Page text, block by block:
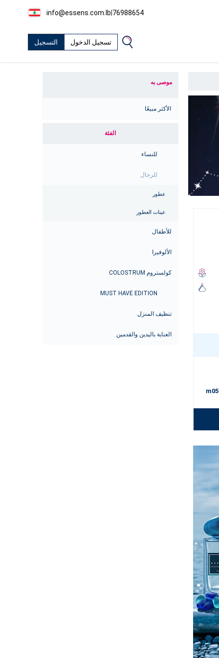
76988654
|
info@essens.com.lb
تسجيل الدخول التسجيل
موصى به
الأكثر مبيعًا
الفئة
للنساء
للرجال
عطور
عينات العطور
للأطفال
الألوفيرا
كولستروم COLOSTRUM
MUST HAVE EDITION
تنظيف المنزل
العناية باليدين والقدمين